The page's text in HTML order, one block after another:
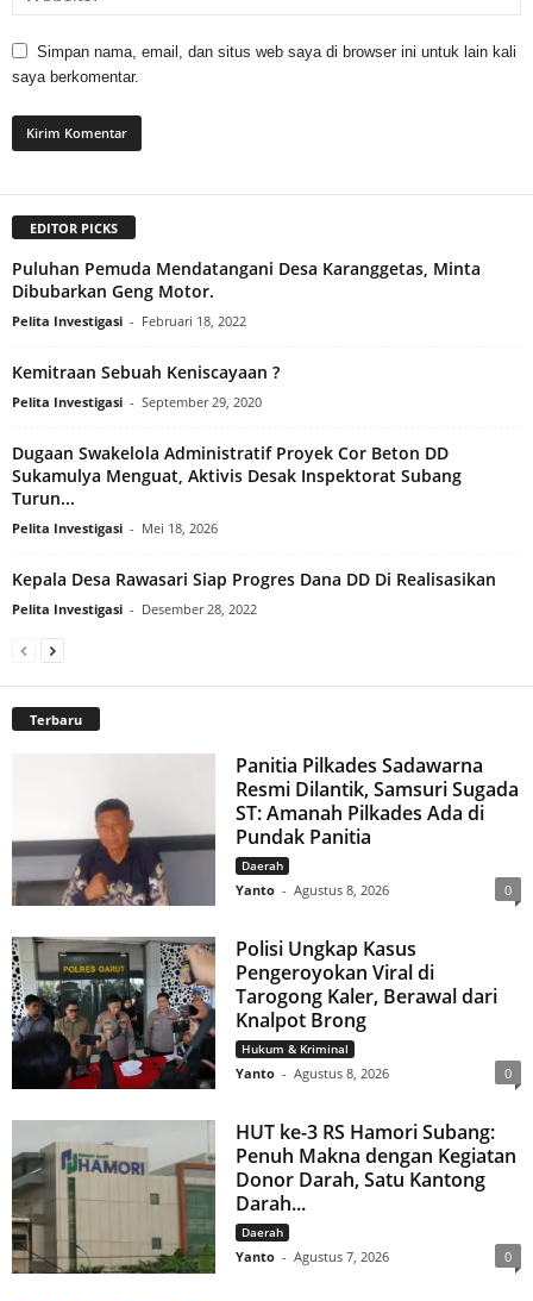
Simpan nama, email, dan situs web saya di browser ini untuk lain kali
saya berkomentar.
EDITOR PICKS
Puluhan Pemuda Mendatangani Desa Karanggetas, Minta
Dibubarkan Geng Motor.
Pelita Investigasi - Februari 18, 2022
Kemitraan Sebuah Keniscayaan ?
Pelita Investigasi - September 29, 2020
Dugaan Swakelola Administratif Proyek Cor Beton DD
Sukamulya Menguat, Aktivis Desak Inspektorat Subang
Turun...
Pelita Investigasi - Mei 18, 2026
Kepala Desa Rawasari Siap Progres Dana DD Di Realisasikan
Pelita Investigasi - Desember 28, 2022
Terbaru
Panitia Pilkades Sadawarna
Resmi Dilantik, Samsuri Sugada
ST: Amanah Pilkades Ada di
Pundak Panitia
Daerah
Yanto - Agustus 8, 2026 0
Polisi Ungkap Kasus
Pengeroyokan Viral di
Tarogong Kaler, Berawal dari
Knalpot Brong
Hukum & Kriminal
Yanto - Agustus 8, 2026 0
HUT ke-3 RS Hamori Subang:
Penuh Makna dengan Kegiatan
Donor Darah, Satu Kantong
Darah...
Daerah
Yanto - Agustus 7, 2026 0